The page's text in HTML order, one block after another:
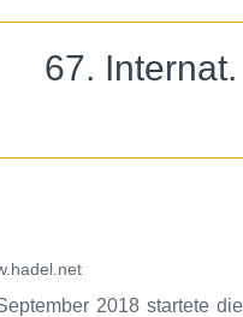
67.
2018 startete